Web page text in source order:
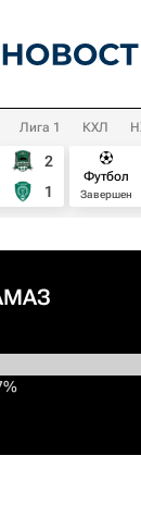
Лига 1 КХЛ
2
1
Футбол
Завершен